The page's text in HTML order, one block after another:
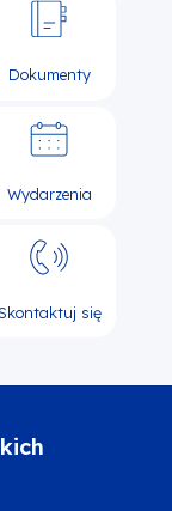
Dokumenty
Wydarzenia
się